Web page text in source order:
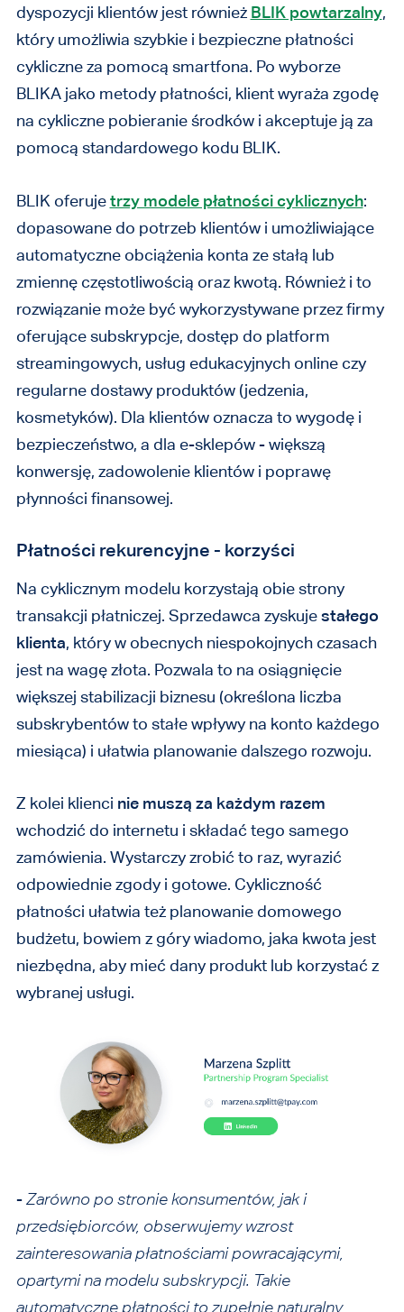
dyspozycji klientów jest również BLIK powtarzalny,
który umożliwia szybkie i bezpieczne płatności
cykliczne za pomocą smartfona. Po wyborze
BLIKA jako metody płatności, klient wyraża zgodę
na cykliczne pobieranie środków i akceptuje ją za
pomocą standardowego kodu BLIK.
BLIK oferujetrzy modele płatności cyklicznych:
dopasowane do potrzeb klientów i umożliwiające
automatyczne obciążenia konta ze stałą lub
zmiennę częstotliwością oraz kwotą. Również i to
rozwiązanie może być wykorzystywane przez firmy
oferujące subskrypcje, dostęp do platform
streamingowych, usług edukacyjnych online czy
regularne dostawy produktów (jedzenia,
kosmetyków). Dla klientów oznacza to wygodę i
bezpieczeństwo, a dla e-sklepów - większą
konwersję, zadowolenie klientów i poprawę
płynności finansowej.
Płatności rekurencyjne - korzyści
Na cyklicznym modelu korzystają obie strony
transakcji płatniczej. Sprzedawca zyskujestałego
klienta, który w obecnych niespokojnych czasach
jest na wagę złota. Pozwala to na osiągnięcie
większej stabilizacji biznesu (określona liczba
subskrybentów to stałe wpływy na konto każdego
miesiąca) i ułatwia planowanie dalszego rozwoju.
Z kolei klienci nie muszą za każdym razem
wchodzić do internetu i składać tego samego
zamówienia. Wystarczy zrobić to raz, wyrazić
odpowiednie zgody i gotowe. Cykliczność
płatności ułatwia też planowanie domowego
budżetu, bowiem z góry wiadomo, jaka kwota jest
niezbędna, aby mieć dany produkt lub korzystać z
wybranej usługi.
-Zarówno po stronie konsumentów, jak i
przedsiębiorców, obserwujemy wzrost
zainteresowania płatnościami powracającymi,
opartymi na modelu subskrypcji. Takie
automatyczne płatności to zupełnie naturalny